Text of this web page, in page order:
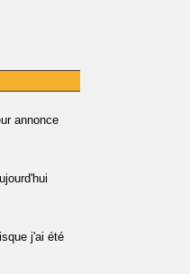
annonce
j'ai été